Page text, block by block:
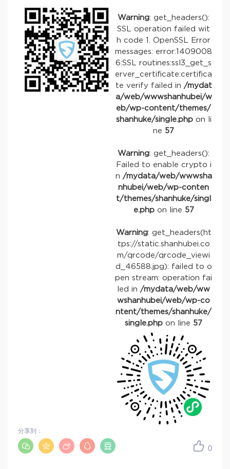
Warning: get_headers():
SSL operation failed wit
h code 1. OpenSSL Error
messages: error:1409008
6:SSL routines:ssl3_get_s
erver_certificate:certifica
te verify failed in /mydat
a/web/wwwshanhubei/w
eb/wp-content/themes/
shanhuke/single.phpon li
ne 57
Warning: get_headers():
Failed to enable crypto i
n /mydata/web/wwwsha
nhubei/web/wp-conten
t/themes/shanhuke/singl
e.phpon line 57
Warning: get_headers(ht
tps://static.shanhubei.co
m/qrcode/qrcode_viewi
d_46588.jpg): failed to o
pen stream: operation fai
led in /mydata/web/ww
wshanhubei/web/wp-co
ntent/themes/shanhuke/
single.php on line 57
0
分享到：